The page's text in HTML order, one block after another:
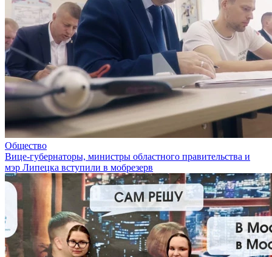
Общество
Вице-губернаторы, министры областного правительства и
мэр Липецка вступили в мобрезерв